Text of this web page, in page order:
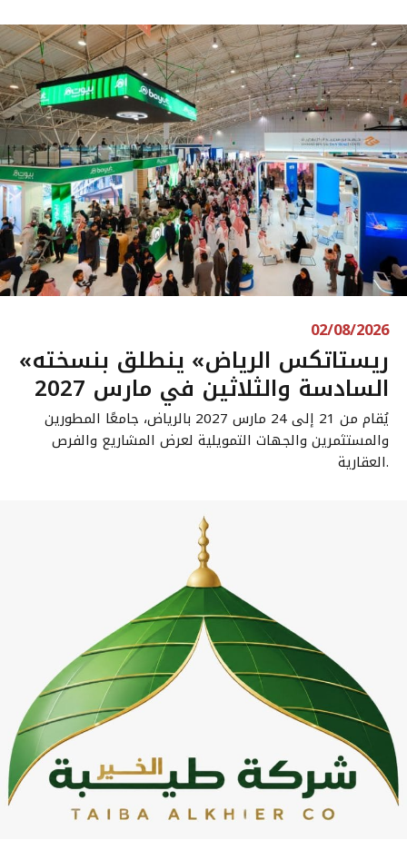
02/08/2026
«ريستاتكس الرياض» ينطلق بنسخته
السادسة والثلاثين في مارس 2027
يُقام من 21 إلى 24 مارس 2027 بالرياض، جامعًا المطورين
والمستثمرين والجهات التمويلية لعرض المشاريع والفرص
العقارية.